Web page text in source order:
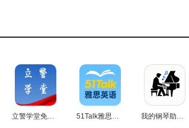
系统会自动保存错题，便于反复练习。
，提升学习的灵活性与便捷性。
择观看直播或录播课程，确保不会遗漏任何
立警学堂免费版 51Talk雅思英语安卓免费版 我的钢琴助手正版